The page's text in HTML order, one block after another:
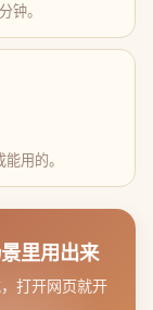
钟。
用的。
里用出来
打开网页就开